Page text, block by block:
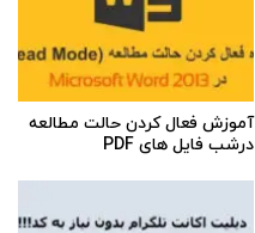
آموزش فعال کردن حالت مطالعه
درشب فایل های PDF